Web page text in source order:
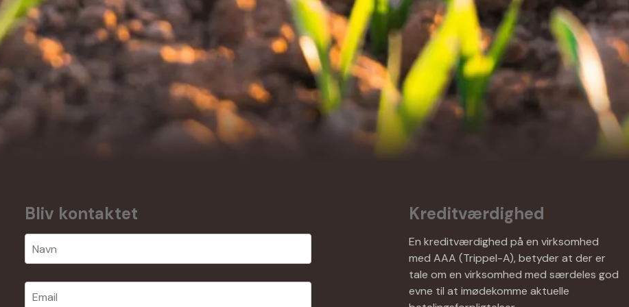
Bliv kontaktet Kreditværdighed
En kreditværdighed på en virksomhed
med AAA (Trippel-A), betyder at der er
tale om en virksomhed med særdeles god
evne til at imødekomme aktuelle